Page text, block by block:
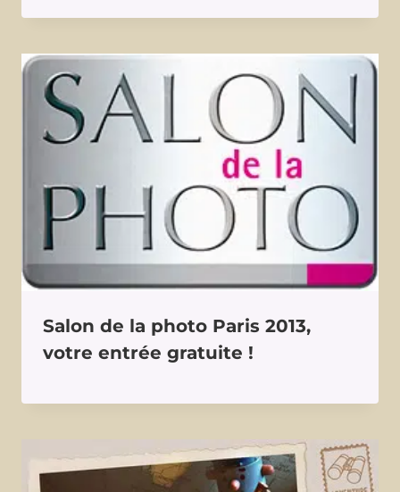
Salon de la photo Paris 2013,
votre entrée gratuite !